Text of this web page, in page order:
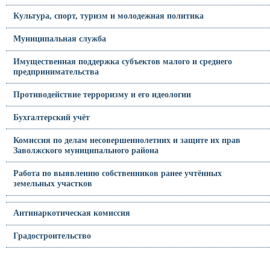
Культура, спорт, туризм и молодежная политика
Муниципальная служба
Имущественная поддержка субъектов малого и среднего
предпринимательства
Противодействие терроризму и его идеологии
Бухгалтерский учёт
Комиссия по делам несовершеннолетних и защите их прав
Заволжского муниципального района
Работа по выявлению собственников ранее учтённых
земельных участков
Антинаркотическая комиссия
Градостроительство